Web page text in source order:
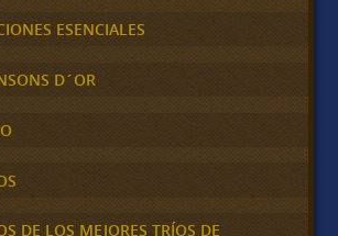
ESENCIALES
D´OR
DE LOS MEJORES TRÍOS DE